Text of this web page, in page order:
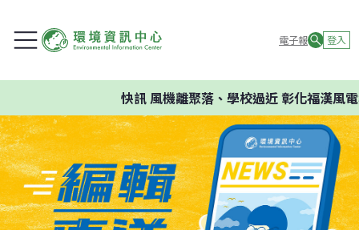
電子報 登入
快訊風機離聚落、學校過近 彰化福漢風電